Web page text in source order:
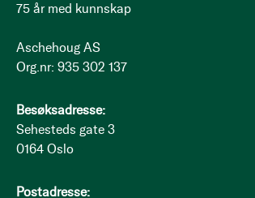
75 år med kunnskap
Aschehoug AS
Org.nr: 935 302 137
Besøksadresse:
Sehesteds gate 3
0164 Oslo
Postadresse: